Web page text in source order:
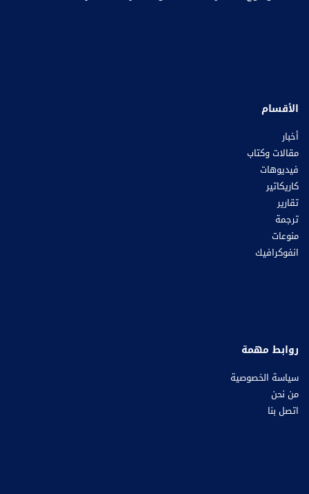
الأقسام
أخبار
مقالات وكتاب
فيديوهات
كاريكاتير
تقارير
ترجمة
منوعات
انفوكرافيك
روابط مهمة
سياسة الخصوصية
من نحن
اتصل بنا